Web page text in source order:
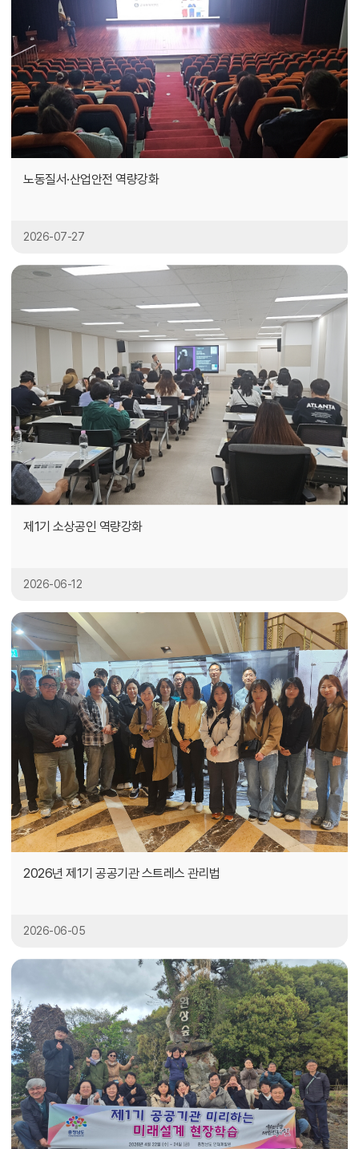
노동질서·산업안전 역량강화
2026-07-27
제1기 소상공인 역량강화
2026-06-12
2026년 제1기 공공기관 스트레스 관리법
2026-06-05